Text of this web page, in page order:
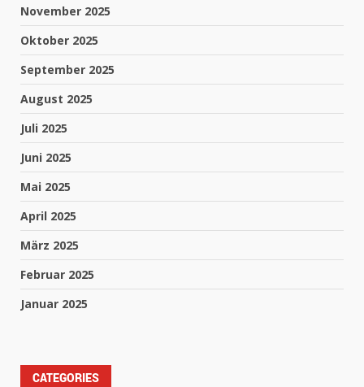
November 2025
Oktober 2025
September 2025
August 2025
Juli 2025
Juni 2025
Mai 2025
April 2025
März 2025
Februar 2025
Januar 2025
CATEGORIES